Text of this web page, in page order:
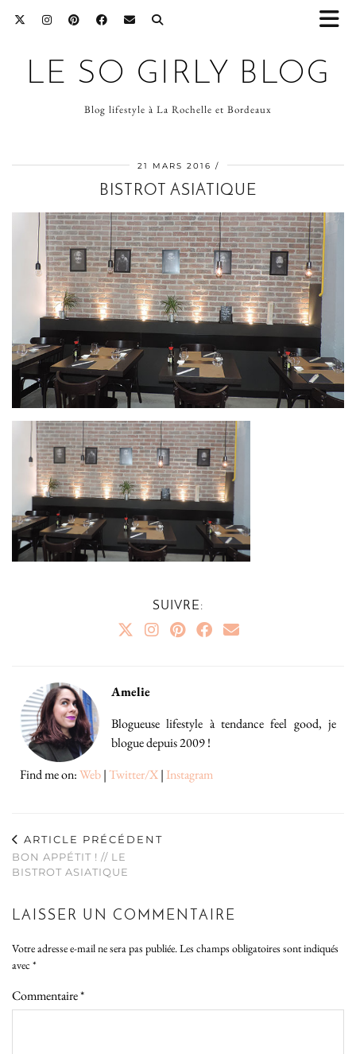
LE SO GIRLY BLOG
Blog lifestyle à La Rochelle et Bordeaux
21 MARS 2016
BISTROT ASIATIQUE
SUIVRE:
Amelie
Blogueuse lifestyle à tendance feel good, je
blogue depuis 2009 !
Find me on:Web|Twitter/X| Instagram
ARTICLE PRÉCÉDENT
BON APPÉTIT ! // LE
BISTROT ASIATIQUE
LAISSER UN COMMENTAIRE
Votre adresse e-mail ne sera pas publiée.Les champs obligatoires sont indiqués
avec *
Commentaire*